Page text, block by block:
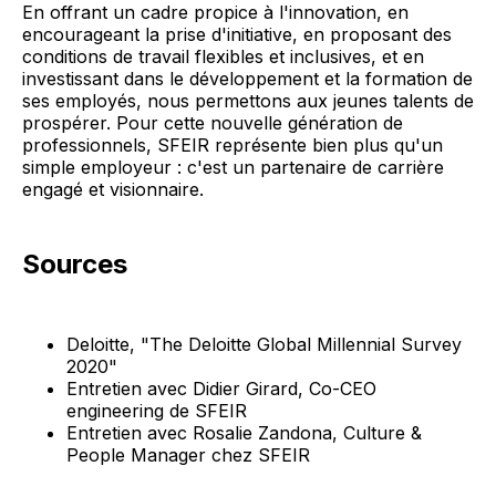
En offrant un cadre propice à l'innovation, en
encourageant la prise d'initiative, en proposant des
conditions de travail flexibles et inclusives, et en
investissant dans le développement et la formation de
ses employés, nous permettons aux jeunes talents de
prospérer. Pour cette nouvelle génération de
professionnels, SFEIR représente bien plus qu'un
simple employeur : c'est un partenaire de carrière
engagé et visionnaire.
Sources
Deloitte, "The Deloitte Global Millennial Survey
2020"
Entretien avec Didier Girard, Co-CEO
engineering de SFEIR
Entretien avec Rosalie Zandona, Culture &
People Manager chez SFEIR